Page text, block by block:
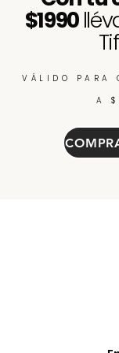
$1990
VÁLIDO PARA
A